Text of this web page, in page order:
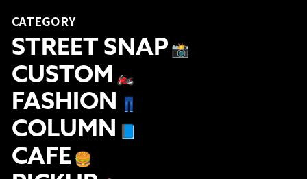
CATEGORY
STREET SNAP 📸
CUSTOM 🏍
FASHION 👖
COLUMN
CAFE 🍔